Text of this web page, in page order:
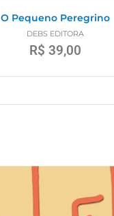
O Pequeno Peregrino
DEBS EDITORA
R$ 39,00